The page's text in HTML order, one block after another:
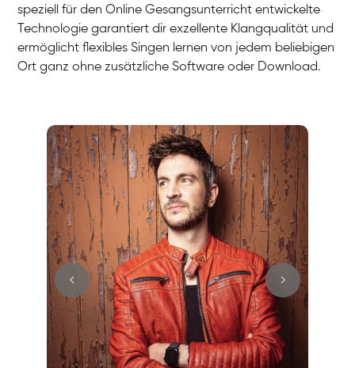
speziell für den Online Gesangsunterricht entwickelte
Technologie garantiert dir exzellente Klangqualität und
ermöglicht flexibles Singen lernen von jedem beliebigen
Ort ganz ohne zusätzliche Software oder Download.
Stefan
Gesang / Vocal